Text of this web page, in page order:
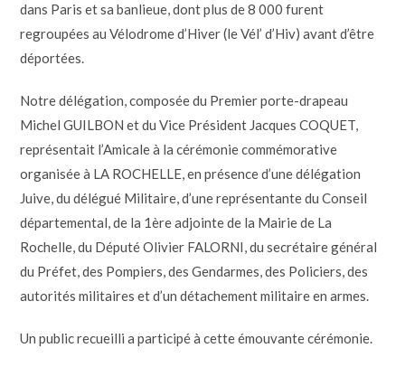
dans Paris et sa banlieue, dont plus de 8 000 furent
regroupées au Vélodrome d’Hiver (le Vél’ d’Hiv) avant d’être
déportées.
Notre délégation, composée du Premier porte-drapeau
Michel GUILBON et du Vice Président Jacques COQUET,
représentait l’Amicale à la cérémonie commémorative
organisée à LA ROCHELLE, en présence d’une délégation
Juive, du délégué Militaire, d’une représentante du Conseil
départemental, de la 1ère adjointe de la Mairie de La
Rochelle, du Député Olivier FALORNI, du secrétaire général
du Préfet, des Pompiers, des Gendarmes, des Policiers, des
autorités militaires et d’un détachement militaire en armes.
Un public recueilli a participé à cette émouvante cérémonie.